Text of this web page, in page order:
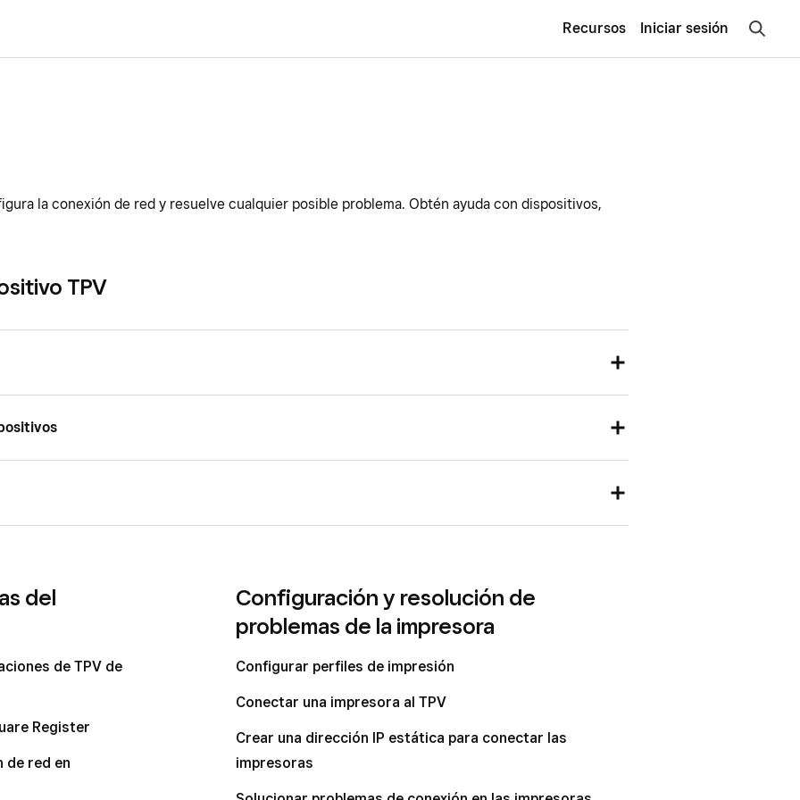
Recursos Iniciar sesión
la conexión de red y resuelve cualquier posible problema. Obtén ayuda con dispositivos,
TPV
Square
Reader
Square Register y Square Handheld
sobre los pedidos y el proceso de pago de Square Kiosk
Kiosk
o hacer uso de la garantía
del
de TPV de
Register
de red en
Configuración y resolución de
problemas de la impresora
Configurar perfiles de impresión
Conectar una impresora al TPV
Crear una dirección IP estática para conectar las
impresoras